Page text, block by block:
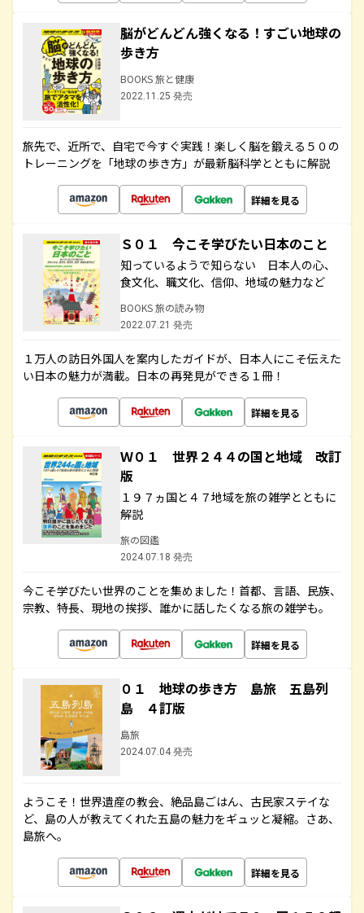
脳がどんどん強くなる！すごい地球の
歩き方
BOOKS 旅と健康
2022.11.25 発売
旅先で、近所で、自宅で今すぐ実践！楽しく脳を鍛える５０の
トレーニングを「地球の歩き方」が最新脳科学とともに解説
詳細を見る
Ｓ０１ 今こそ学びたい日本のこと
知っているようで知らない 日本人の心、
食文化、職文化、信仰、地域の魅力など
BOOKS 旅の読み物
2022.07.21 発売
１万人の訪日外国人を案内したガイドが、日本人にこそ伝えた
い日本の魅力が満載。日本の再発見ができる１冊！
詳細を見る
Ｗ０１ 世界２４４の国と地域 改訂
版
１９７ヵ国と４７地域を旅の雑学とともに
解説
旅の図鑑
2024.07.18 発売
今こそ学びたい世界のことを集めました！首都、言語、民族、
宗教、特長、現地の挨拶、誰かに話したくなる旅の雑学も。
詳細を見る
０１ 地球の歩き方 島旅 五島列
島 ４訂版
島旅
2024.07.04 発売
ようこそ！世界遺産の教会、絶品島ごはん、古民家ステイな
ど、島の人が教えてくれた五島の魅力をギュッと凝縮。さあ、
島旅へ。
詳細を見る